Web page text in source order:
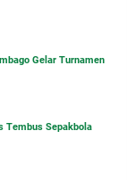
Gelar Turnamen
Tembus Sepakbola